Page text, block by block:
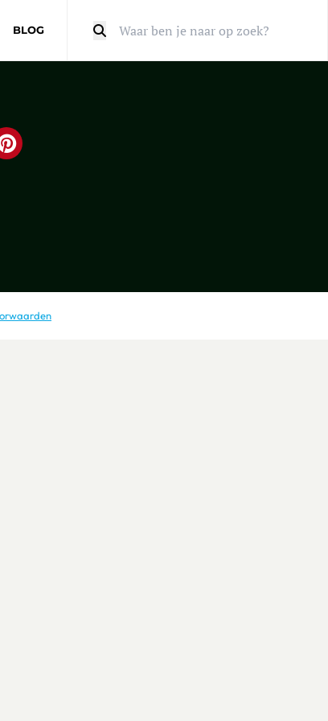
BLOG
Facebook
Instagram
Ga naar Pinterest